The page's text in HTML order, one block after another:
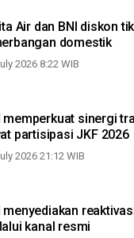
Air dan BNI diskon
domestik
2026 8:22 WIB
memperkuat sinergi
partisipasi JKF 2026
2026 21:12 WIB
menyediakan
kanal resmi